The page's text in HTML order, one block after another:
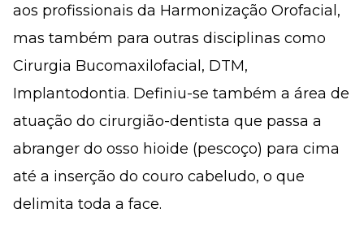
aos profissionais da Harmonização Orofacial,
mas também para outras disciplinas como
Cirurgia Bucomaxilofacial, DTM,
Implantodontia. Definiu-se também a área de
atuação do cirurgião-dentista que passa a
abranger do osso hioide (pescoço) para cima
até a inserção do couro cabeludo, o que
delimita toda a face.